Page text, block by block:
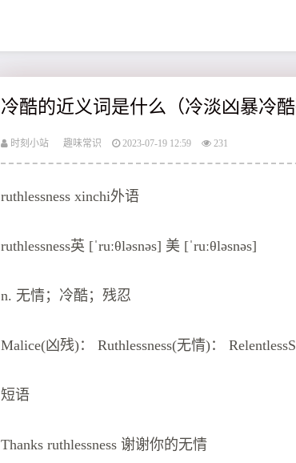
冷酷的近义词是什么（冷淡凶暴冷酷
时刻小站 趣味常识 2023-07-19 12:59 231
ruthlessness xinchi外语
ruthlessness英 [ˈruːθləsnəs] 美 [ˈruːθləsnəs]
n. 无情；冷酷；残忍
Malice(凶残)： Ruthlessness(无情)：
短语
Thanks ruthlessness 谢谢你的无情